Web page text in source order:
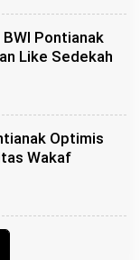
Pontianak
Like Sedekah
Optimis
Wakaf